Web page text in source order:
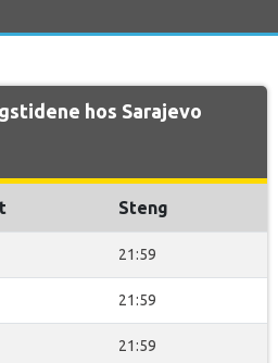
hos Sarajevo
Steng
21:59
21:59
21:59